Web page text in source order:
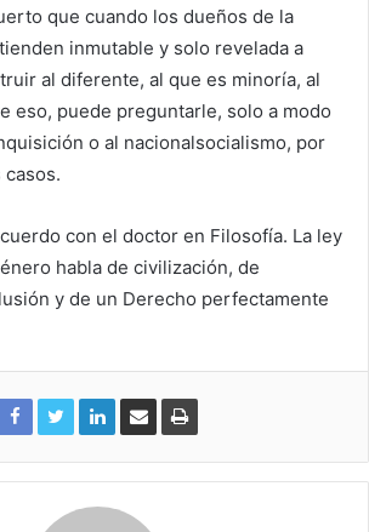
que cuando los dueños de la
inmutable y solo revelada a
al diferente, al que es minoría, al
eso, puede preguntarle, solo a modo
o al nacionalsocialismo, por
con el doctor en Filosofía. La ley
habla de civilización, de
y de un Derecho perfectamente